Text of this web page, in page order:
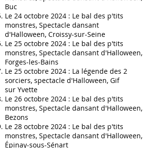
Buc
Le 24 octobre 2024 : Le bal des p'tits
monstres, Spectacle dansant
d'Halloween, Croissy-sur-Seine
Le 25 octobre 2024 : Le bal des p'tits
monstres, Spectacle dansant d'Halloween,
Forges-les-Bains
Le 25 octobre 2024 : La légende des 2
sorciers, spectacle d'Halloween, Gif
sur Yvette
Le 26 octobre 2024 : Le bal des p'tits
monstres, Spectacle dansant d'Halloween,
Bezons
Le 28 octobre 2024 : Le bal des p'tits
monstres, Spectacle dansant d'Halloween,
Épinay-sous-Sénart